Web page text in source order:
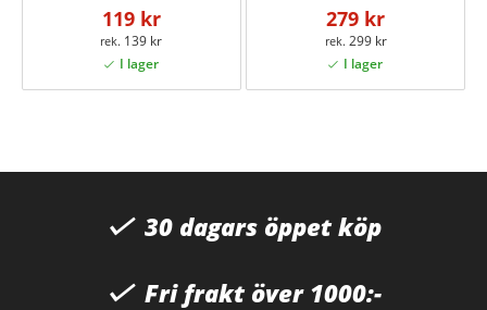
119 kr
139 kr
279 kr
299 kr
30 dagars öppet köp
Fri frakt över 1000:-